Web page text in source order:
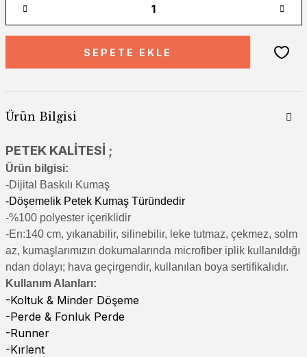
SEPETE EKLE
Ürün Bilgisi
PETEK KALİTESİ ;
Ürün bilgisi:
-Dijital Baskılı Kumaş
-Döşemelik Petek Kumaş Türündedir
-%100 polyester içeriklidir
-En:140 cm, yıkanabilir, silinebilir, leke tutmaz, çekmez, solm
az, kumaşlarımızın dokumalarında microfiber iplik kullanıldığı
ndan dolayı; hava geçirgendir, kullanılan boya sertifikalıdır.
Kullanım Alanları:
-Koltuk & Minder Döşeme
-Perde & Fonluk Perde
-Runner
-Kırlent